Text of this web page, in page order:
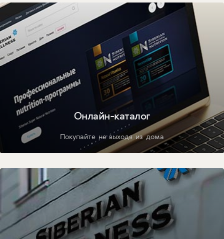
Онлайн-каталог
Покупайте не выходя из дома